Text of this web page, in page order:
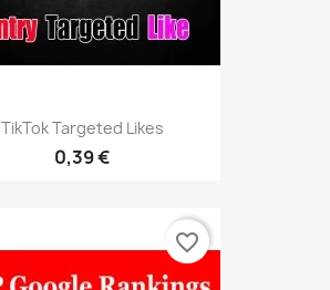
TikTok Targeted Likes
0,39 €
favorite_border